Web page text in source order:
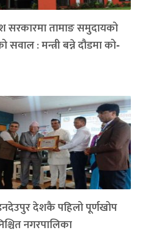
सरकारमा तामाङ समुदायको
सवाल : मन्त्री बन्ने दौडमा को‐
देशकै पहिलो पूर्णखोप
नगरपालिका